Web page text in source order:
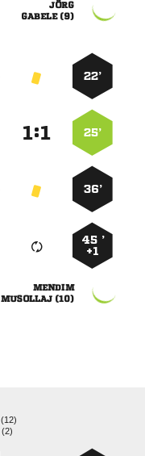

 
22’
25’
:
36’
45 ’
+1

 